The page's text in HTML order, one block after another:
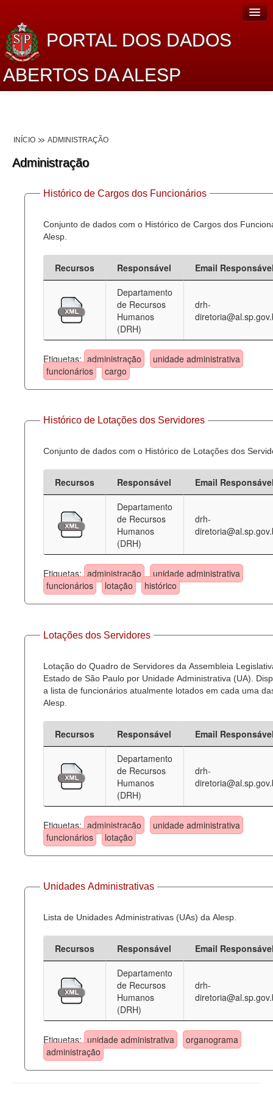
PORTAL DOS DADOS
ABERTOS DA ALESP
Dados Abertos Alesp
Lei de Acesso à Informação
Dados Governamentais Abertos
Planejamento
Catálogo de dados
Processo Legislativo
Administração
Legislação
Agenda
Perguntas frequentes
Contato
INÍCIO ADMINISTRAÇÃO
Administração
Histórico de Cargos dos Funcionários
Conjunto de dados com o Histórico de Cargos dos
Alesp.
Recursos Responsável
Email
Departamento
de Recursos
Humanos
(DRH)
drh-
Etiquetas: administração
unidade administrativa
funcionários
cargo
Histórico de Lotações dos Servidores
Conjunto de dados com o Histórico de Lotações dos
Recursos Responsável
Email
Departamento
de Recursos
Humanos
(DRH)
drh-
Etiquetas: administração
unidade administrativa
funcionários
lotação histórico
Lotações dos Servidores
Lotação do Quadro de Servidores da Assembleia
Estado de São Paulo por Unidade Administrativa (UA).
a lista de funcionários atualmente lotados em cada uma
Alesp.
Recursos Responsável
Email
Departamento
de Recursos
Humanos
(DRH)
drh-
Etiquetas: administração
unidade administrativa
funcionários
lotação
Unidades Administrativas
Lista de Unidades Administrativas (UAs) da Alesp.
Recursos Responsável
Email
Departamento
de Recursos
Humanos
(DRH)
drh-
Etiquetas: unidade administrativa
organograma
administração